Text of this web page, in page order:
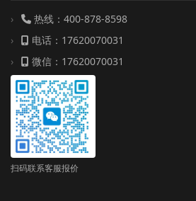
热线：400-878-8598
电话：17620070031
微信：17620070031
扫码联系客服报价